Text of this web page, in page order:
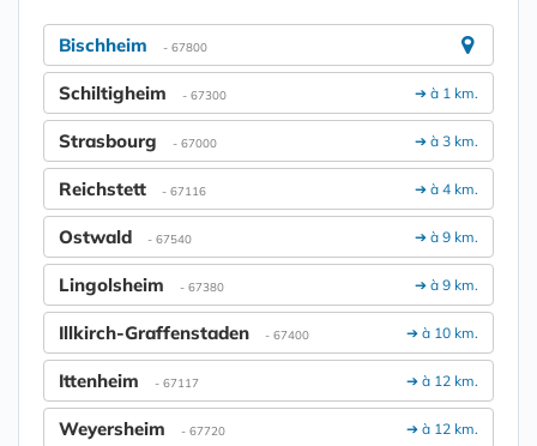
Bischheim - 67800
➔ à 1 km.
Schiltigheim - 67300
➔ à 3 km.
Strasbourg - 67000
➔ à 4 km.
Reichstett - 67116
➔ à 9 km.
Ostwald - 67540
➔ à 9 km.
Lingolsheim - 67380
➔ à 10 km.
Illkirch-Graffenstaden - 67400
➔ à 12 km.
Ittenheim - 67117
➔ à 12 km.
Weyersheim - 67720